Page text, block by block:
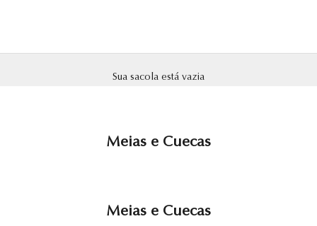
Sua sacola está vazia
Meias e Cuecas
Meias e Cuecas